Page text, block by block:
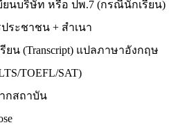
ยนบริษัท หรือ ปพ.7 (กรณีนักเรียน)
ระชาชน + สำเนา
ยน (Transcript) แปลภาษาอังกฤษ
TOEFL/SAT)
ากสถาบัน